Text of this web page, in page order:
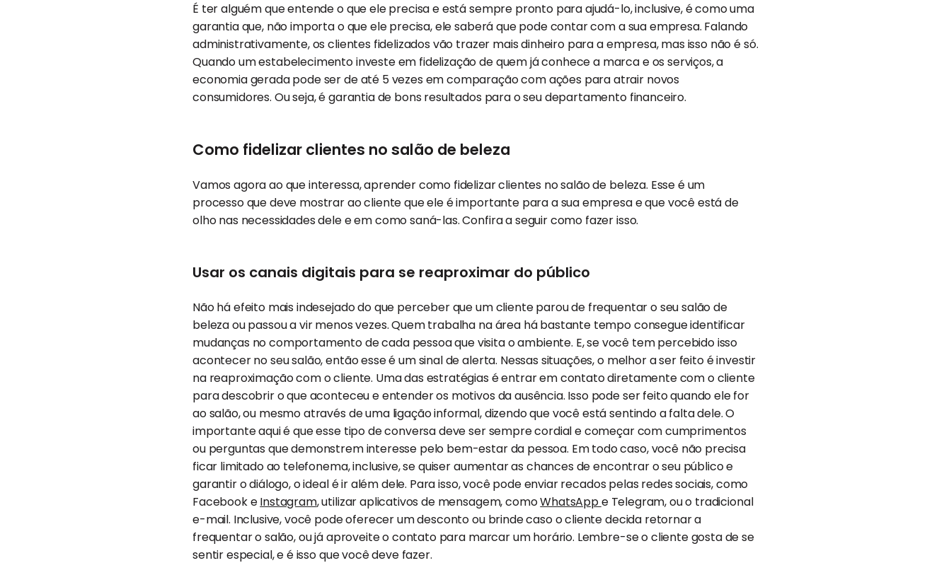
É ter alguém que entende o que ele precisa e está sempre pronto para ajudá-lo, inclusive, é como uma
garantia que, não importa o que ele precisa, ele saberá que pode contar com a sua empresa. Falando
administrativamente, os clientes fidelizados vão trazer mais dinheiro para a empresa, mas isso não é só.
Quando um estabelecimento investe em fidelização de quem já conhece a marca e os serviços, a
economia gerada pode ser de até 5 vezes em comparação com ações para atrair novos
consumidores. Ou seja, é garantia de bons resultados para o seu departamento financeiro.
Como fidelizar clientes no salão de beleza
Vamos agora ao que interessa, aprender como fidelizar clientes no salão de beleza. Esse é um
processo que deve mostrar ao cliente que ele é importante para a sua empresa e que você está de
olho nas necessidades dele e em como saná-las. Confira a seguir como fazer isso.
Usar os canais digitais para se reaproximar do público
Não há efeito mais indesejado do que perceber que um cliente parou de frequentar o seu salão de
beleza ou passou a vir menos vezes. Quem trabalha na área há bastante tempo consegue identificar
mudanças no comportamento de cada pessoa que visita o ambiente. E, se você tem percebido isso
acontecer no seu salão, então esse é um sinal de alerta. Nessas situações, o melhor a ser feito é investir
na reaproximação com o cliente. Uma das estratégias é entrar em contato diretamente com o cliente
para descobrir o que aconteceu e entender os motivos da ausência. Isso pode ser feito quando ele for
ao salão, ou mesmo através de uma ligação informal, dizendo que você está sentindo a falta dele. O
importante aqui é que esse tipo de conversa deve ser sempre cordial e começar com cumprimentos
ou perguntas que demonstrem interesse pelo bem-estar da pessoa. Em todo caso, você não precisa
ficar limitado ao telefonema, inclusive, se quiser aumentar as chances de encontrar o seu público e
garantir o diálogo, o ideal é ir além dele. Para isso, você pode enviar recados pelas redes sociais, como
Facebook eInstagram, utilizar aplicativos de mensagem, comoWhatsAppe Telegram, ou o tradicional
e-mail. Inclusive, você pode oferecer um desconto ou brinde caso o cliente decida retornar a
frequentar o salão, ou já aproveite o contato para marcar um horário. Lembre-se o cliente gosta de se
sentir especial, e é isso que você deve fazer.